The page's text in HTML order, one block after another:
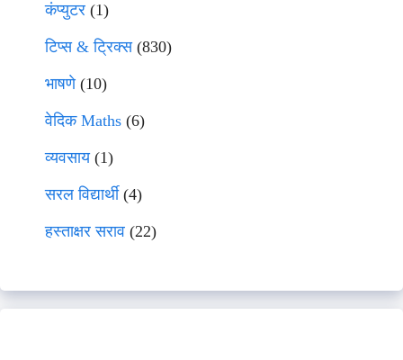
कंप्युटर (1)
टिप्स & ट्रिक्स(830)
भाषणे(10)
वेदिक Maths (6)
व्यवसाय(1)
सरल विद्यार्थी(4)
हस्ताक्षर सराव (22)